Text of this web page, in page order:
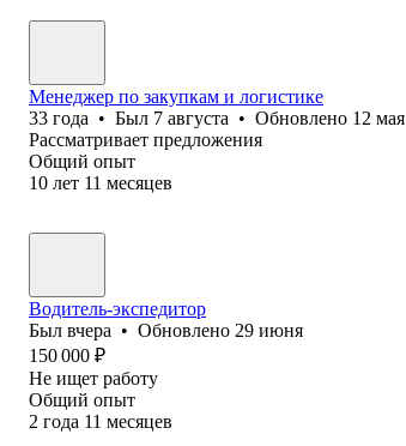
Менеджер по закупкам и логистике
33 года • Был 7 августа • Обновлено 12 мая
Рассматривает предложения
Общий опыт
10 лет 11 месяцев
Водитель-экспедитор
Был вчера • Обновлено 29 июня
150 000 ₽
Не ищет работу
Общий опыт
2 года 11 месяцев